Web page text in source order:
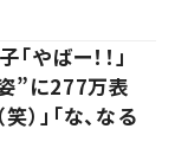
やばー！！」
”に277万表
）」「な、なる